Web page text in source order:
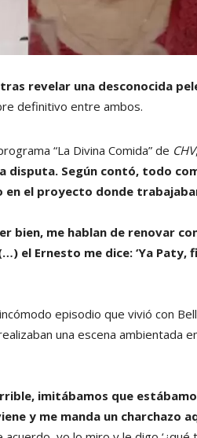
revelar una desconocida
definitivo entre ambos.
“La Divina Comida” de CHV
disputa. Según contó, todo
en el proyecto donde
bien, me hablan de renovar
el Ernesto me dice: ‘Ya Paty,
episodio que vivió con
una escena ambientada
imitábamos que
y me manda un charchazo